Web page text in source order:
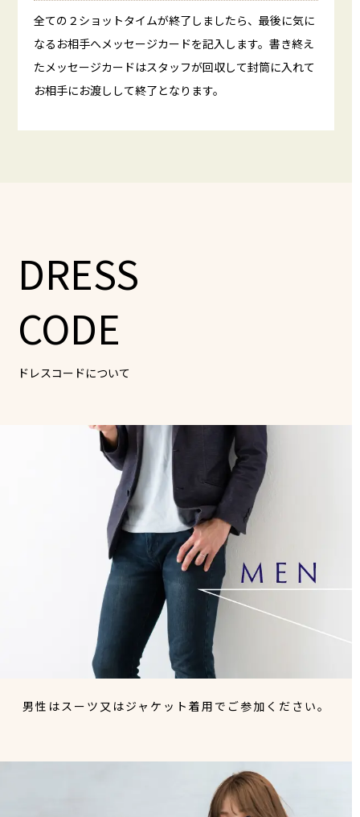
全ての２ショットタイムが終了しましたら、最後に気に
なるお相手へメッセージカードを記入します。書き終え
たメッセージカードはスタッフが回収して封筒に入れて
お相手にお渡しして終了となります。
DRESS
CODE
ドレスコードについて
男性はスーツ又はジャケット着用でご参加ください。